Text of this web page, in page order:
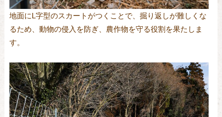
地面にL字型のスカートがつくことで、掘り返しが難しくな
るため、動物の侵入を防ぎ、農作物を守る役割を果たしま
す。